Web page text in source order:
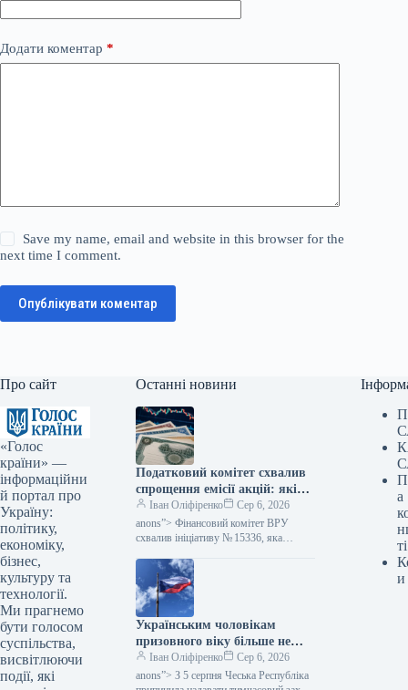
Додати коментар *
Save my name, email and website in this browser for the
next time I comment.
Опублікувати коментар
Про сайт
«Голос
країни» —
інформаційни
й портал про
Україну:
політику,
економіку,
бізнес,
культуру та
технології.
Ми прагнемо
бути голосом
суспільства,
висвітлюючи
події, які
Останні новини
Податковий комітет схвалив
спрощення емісії акцій: які
зміни очікуються — Мінфін
Іван Оліфіренко
Сер 6, 2026
anons”> Фінансовий комітет ВРУ
схвалив ініціативу № 15336, яка
цінних паперів. Цей акт покликаний
скоротити бюрократичні перешкоди,…
Українським чоловікам
призовного віку більше не
надається тимчасовий захист
у Чехії, згідно з даними
Іван Оліфіренко
Сер 6, 2026
anons”> З 5 серпня Чеська Республіка
а
ті
и